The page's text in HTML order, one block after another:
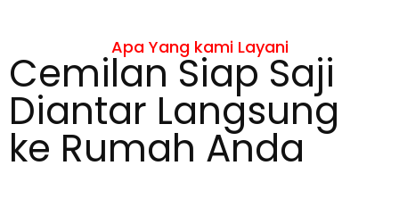
Apa Yang kami Layani
Cemilan Siap Saji
Diantar Langsung
ke Rumah Anda